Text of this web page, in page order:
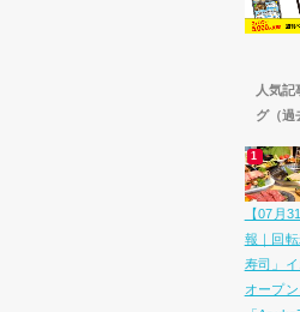
人気
グ（過
【07月
報｜回
寿司」
オープ